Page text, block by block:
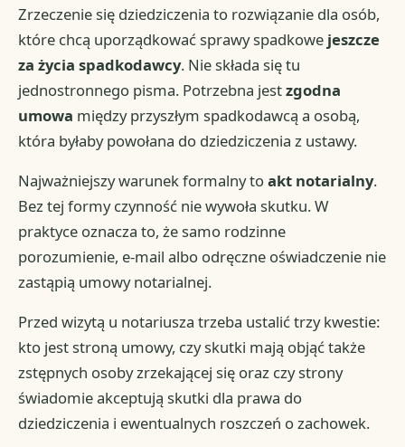
Zrzeczenie się dziedziczenia to rozwiązanie dla osób,
które chcą uporządkować sprawy spadkowe jeszcze
za życia spadkodawcy. Nie składa się tu
jednostronnego pisma. Potrzebna jestzgodna
umowa między przyszłym spadkodawcą a osobą,
która byłaby powołana do dziedziczenia z ustawy.
Najważniejszy warunek formalny toakt notarialny.
Bez tej formy czynność nie wywoła skutku. W
praktyce oznacza to, że samo rodzinne
porozumienie, e-mail albo odręczne oświadczenie nie
zastąpią umowy notarialnej.
Przed wizytą u notariusza trzeba ustalić trzy kwestie:
kto jest stroną umowy, czy skutki mają objąć także
zstępnych osoby zrzekającej się oraz czy strony
świadomie akceptują skutki dla prawa do
dziedziczenia i ewentualnych roszczeń o zachowek.